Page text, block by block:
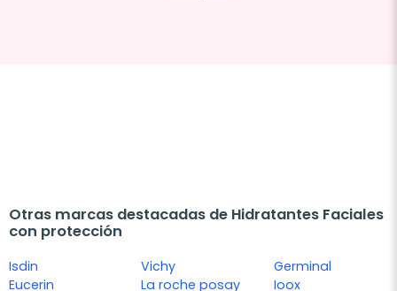
Otras marcas destacadas de Hidratantes Faciales
con protección
Isdin
Eucerin
Vichy
La roche posay
Germinal
Ioox